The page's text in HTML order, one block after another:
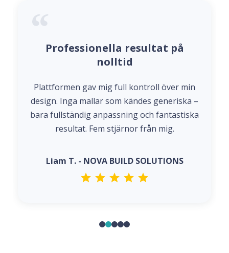
Professionella resultat på
nolltid
Plattformen gav mig full kontroll över min
design. Inga mallar som kändes generiska –
bara fullständig anpassning och fantastiska
resultat. Fem stjärnor från mig.
Liam T. - NOVA BUILD SOLUTIONS